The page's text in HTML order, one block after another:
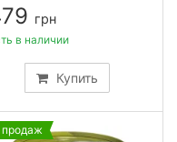
грн
Купить
в наличии
продаж